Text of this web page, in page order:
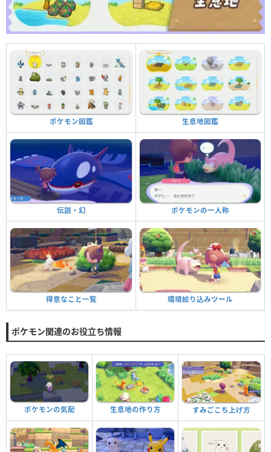
ポケモン図鑑 生息地図鑑
伝説・幻 ポケモンの一人称
得意なこと一覧 環境絞り込みツール
ポケモン関連のお役立ち情報
ポケモンの気配 生息地の作り方 すみごこち上げ方